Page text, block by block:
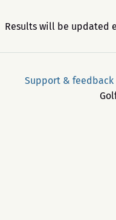
Results will be updated
Support & feedback